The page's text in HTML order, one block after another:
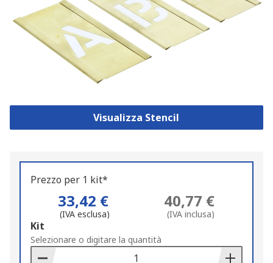
Visualizza Stencil
Prezzo per 1 kit*
33,42 €
(IVA esclusa)
40,77 €
(IVA inclusa)
Add
to
Basket
Kit
Selezionare o digitare la quantità